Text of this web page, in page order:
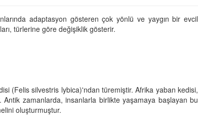
adaptasyon gösteren çok yönlü ve yaygın bir evcil
türlerine göre değişiklik gösterir.
(Felis silvestris lybica)'ndan türemiştir. Afrika yaban kedisi,
zamanlarda, insanlarla birlikte yaşamaya başlayan bu
oluşturmuştur.
mı,
Kediler Neden Dört Ayak